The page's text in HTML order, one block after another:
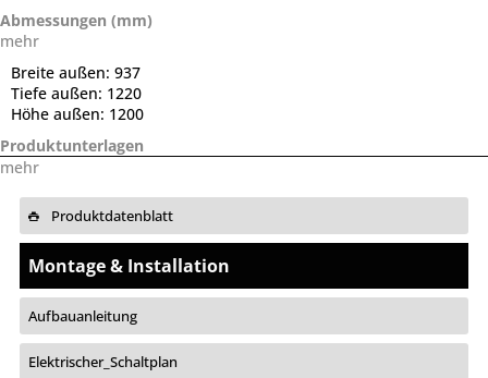
Abmessungen (mm)
mehr
Breite außen: 937
Tiefe außen: 1220
Höhe außen: 1200
Produktunterlagen
mehr
Produktdatenblatt
Montage & Installation
Aufbauanleitung
Elektrischer_Schaltplan